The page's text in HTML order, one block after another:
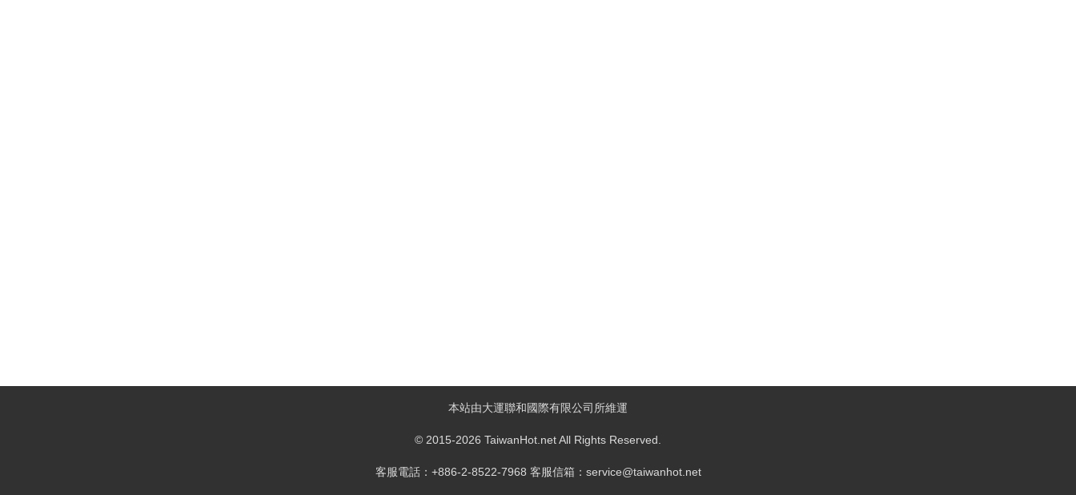
本站由大運聯和國際有限公司所維運
© 2015-2026 TaiwanHot.net All Rights Reserved.
客服電話：+886-2-8522-7968 客服信箱：service@taiwanhot.net